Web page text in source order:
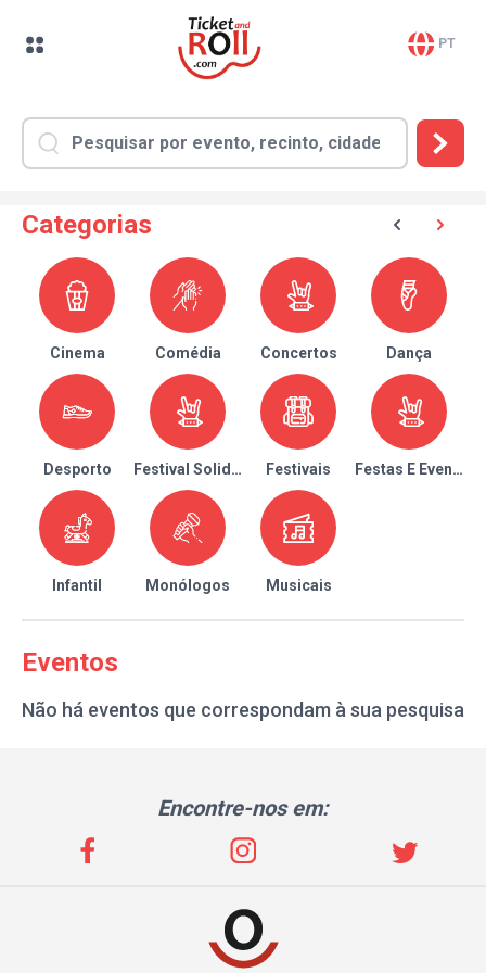
PT
Categorias
Cinema Comédia Concertos Dança
Desporto Festival Solidário Festivais Festas E Eventos
Infantil Monólogos Musicais
Eventos
Não há eventos que correspondam à sua pesquisa
Encontre-nos em: